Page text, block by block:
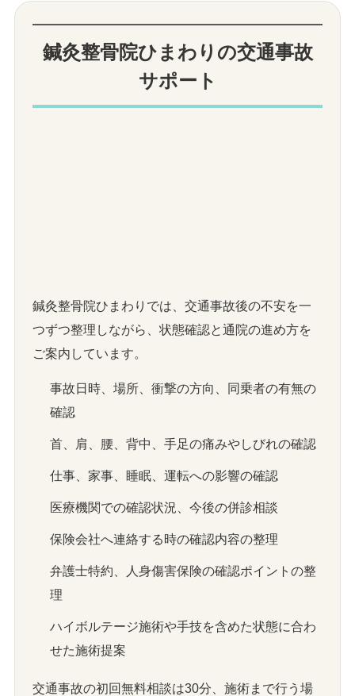
鍼灸整骨院ひまわりの交通事故
サポート
鍼灸整骨院ひまわりでは、交通事故後の不安を一
つずつ整理しながら、状態確認と通院の進め方を
ご案内しています。
事故日時、場所、衝撃の方向、同乗者の有無の
確認
首、肩、腰、背中、手足の痛みやしびれの確認
仕事、家事、睡眠、運転への影響の確認
医療機関での確認状況、今後の併診相談
保険会社へ連絡する時の確認内容の整理
弁護士特約、人身傷害保険の確認ポイントの整
理
ハイボルテージ施術や手技を含めた状態に合わ
せた施術提案
交通事故の初回無料相談は30分、施術まで行う場